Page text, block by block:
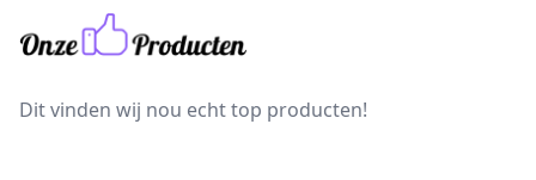
Dit vinden wij nou echt top producten!